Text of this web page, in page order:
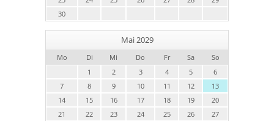
30
Mai 2029
Mo Di Mi Do Fr Sa
So
1
2 3 4 5
6
7
8 9 10 11 12
13
14
15 16 17 18 19
20
21
22 23 24 25 26
27